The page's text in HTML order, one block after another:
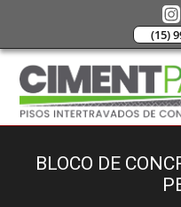
(15)
BLOCO DE